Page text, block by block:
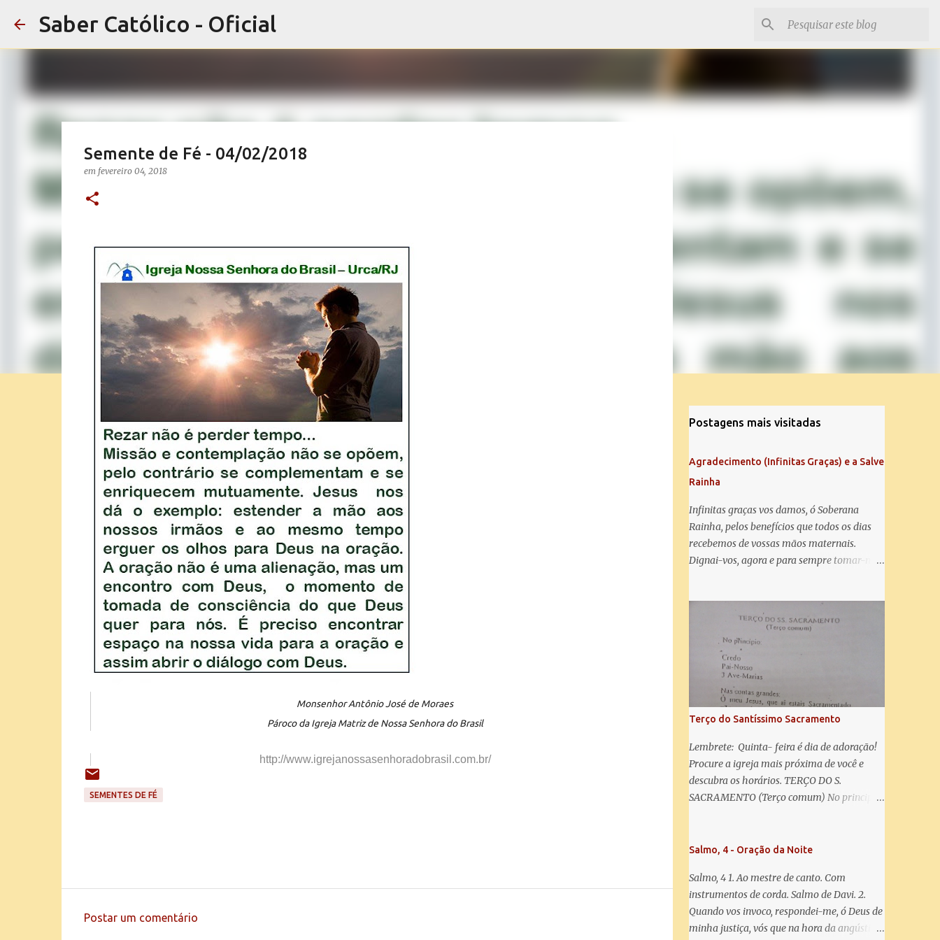
Saber Católico - Oficial
Semente de Fé - 04/02/2018
em fevereiro 04, 2018
Monsenhor Antônio José de Moraes
Pároco da Igreja Matriz de Nossa Senhora do Brasil
http://www.igrejanossasenhoradobrasil.com.br/
SEMENTES DE FÉ
Postar um comentário
Postagens mais visitadas
Agradecimento (Infinitas Graças) e a Salve
Rainha
Infinitas graças vos damos, ó Soberana
Rainha, pelos benefícios que todos os dias
recebemos de vossas mãos maternais.
Dignai-vos, agora e para sempre tomar-nos
Salve Rainha: Salve Rainha , Mãe de
misericórdia, vida, doçura, esperança nossa,
salve! A vós bradamos os degredados filhos
de Eva, a vós suspiramos, gemendo e
chorando neste vale de lágrimas. Eia, pois,
Advogada nossa, estes vossos olhos
misericordiosos a nós volvei, e depois deste
desterro, mostrai-nos Jesus. Bendito é o
fruto do vosso ventre, ó clemente, ó piedosa,
ó doce e sempre Virgem Maria. Rogai por
nós Santa Mãe de Deus. Para que sejamos
dignos das promessas de Cristo. Amém.
Terço do Santíssimo Sacramento
Lembrete: Quinta- feira é dia de adoração!
Procure a igreja mais próxima de você e
descubra os horários. TERÇO DO S.
SACRAMENTO (Terço comum) No principio:
Sacramentado, não permitais que eu viva
coração ao Vosso e o Vosso ao meu, e, nem
sem Vós morra eu! Nas contas pequenas:
Sacramento de Amor! Misericórdia Senhor!
Glória ao Pai: Cristo pão da vida e remédio
Salmo, 4 - Oração da Noite
Salmo, 4 1. Ao mestre de canto. Com
instrumentos de corda. Salmo de Davi. 2.
Quando vos invoco, respondei-me, ó Deus de
minha justiça, vós que na hora da angústia